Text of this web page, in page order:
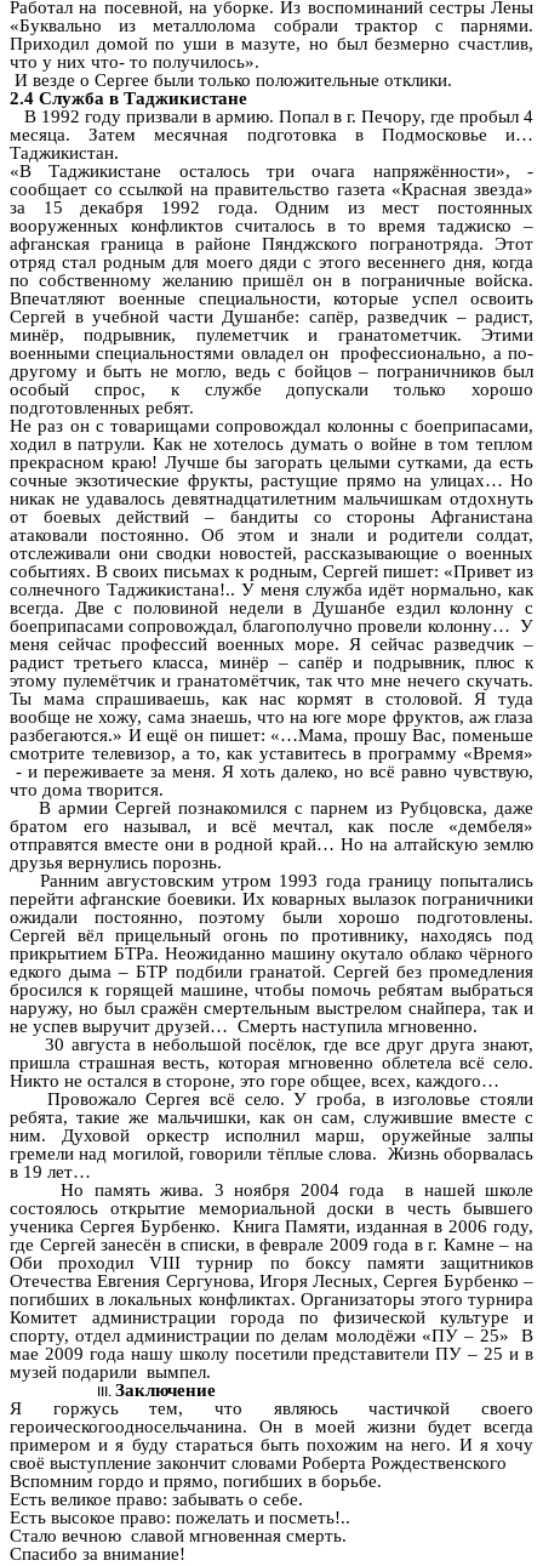
Работал на посевной, на уборке. Из воспоминаний сестры Лены
«Буквально из металлолома собрали трактор с парнями.
Приходил домой по уши в мазуте, но был безмерно счастлив,
что у них что- то получилось».
И везде о Сергее были только положительные отклики.
2.4 Служба в Таджикистане
В 1992 году призвали в армию. Попал в г. Печору, где пробыл 4
месяца. Затем месячная подготовка в Подмосковье и…
Таджикистан.
«В Таджикистане осталось три очага напряжённости», -
сообщает со ссылкой на правительство газета «Красная звезда»
за 15 декабря 1992 года. Одним из мест постоянных
вооруженных конфликтов считалось в то время таджиско –
афганская граница в районе Пянджского погранотряда. Этот
отряд стал родным для моего дяди с этого весеннего дня, когда
по собственному желанию пришёл он в пограничные войска.
Впечатляют военные специальности, которые успел освоить
Сергей в учебной части Душанбе: сапёр, разведчик – радист,
минёр, подрывник, пулеметчик и гранатометчик. Этими
военными специальностями овладел он профессионально, а по-
другому и быть не могло, ведь с бойцов – пограничников был
особый спрос, к службе допускали только хорошо
подготовленных ребят.
Не раз он с товарищами сопровождал колонны с боеприпасами,
ходил в патрули. Как не хотелось думать о войне в том теплом
прекрасном краю! Лучше бы загорать целыми сутками, да есть
сочные экзотические фрукты, растущие прямо на улицах… Но
никак не удавалось девятнадцатилетним мальчишкам отдохнуть
от боевых действий – бандиты со стороны Афганистана
атаковали постоянно. Об этом и знали и родители солдат,
отслеживали они сводки новостей, рассказывающие о военных
событиях. В своих письмах к родным, Сергей пишет: «Привет из
солнечного Таджикистана!.. У меня служба идёт нормально, как
всегда. Две с половиной недели в Душанбе ездил колонну с
боеприпасами сопровождал, благополучно провели колонну… У
меня сейчас профессий военных море. Я сейчас разведчик –
радист третьего класса, минёр – сапёр и подрывник, плюс к
этому пулемётчик и гранатомётчик, так что мне нечего скучать.
Ты мама спрашиваешь, как нас кормят в столовой. Я туда
вообще не хожу, сама знаешь, что на юге море фруктов, аж глаза
разбегаются.» И ещё он пишет: «…Мама, прошу Вас, поменьше
смотрите телевизор, а то, как уставитесь в программу «Время»
- и переживаете за меня. Я хоть далеко, но всё равно чувствую,
что дома творится.
В армии Сергей познакомился с парнем из Рубцовска, даже
братом его называл, и всё мечтал, как после «дембеля»
отправятся вместе они в родной край… Но на алтайскую землю
друзья вернулись порознь.
Ранним августовским утром 1993 года границу попытались
перейти афганские боевики. Их коварных вылазок пограничники
ожидали постоянно, поэтому были хорошо подготовлены.
Сергей вёл прицельный огонь по противнику, находясь под
прикрытием БТРа. Неожиданно машину окутало облако чёрного
едкого дыма – БТР подбили гранатой. Сергей без промедления
бросился к горящей машине, чтобы помочь ребятам выбраться
наружу, но был сражён смертельным выстрелом снайпера, так и
не успев выручит друзей… Смерть наступила мгновенно.
30 августа в небольшой посёлок, где все друг друга знают,
пришла страшная весть, которая мгновенно облетела всё село.
Никто не остался в стороне, это горе общее, всех, каждого…
Провожало Сергея всё село. У гроба, в изголовье стояли
ребята, такие же мальчишки, как он сам, служившие вместе с
ним. Духовой оркестр исполнил марш, оружейные залпы
гремели над могилой, говорили тёплые слова. Жизнь оборвалась
в 19 лет…
Но память жива. 3 ноября 2004 года в нашей школе
состоялось открытие мемориальной доски в честь бывшего
ученика Сергея Бурбенко. Книга Памяти, изданная в 2006 году,
где Сергей занесён в списки, в феврале 2009 года в г. Камне – на
Оби проходил VIII турнир по боксу памяти защитников
Отечества Евгения Сергунова, Игоря Лесных, Сергея Бурбенко –
погибших в локальных конфликтах. Организаторы этого турнира
Комитет администрации города по физической культуре и
спорту, отдел администрации по делам молодёжи «ПУ – 25» В
мае 2009 года нашу школу посетили представители ПУ – 25 и в
музей подарили вымпел.
Заключение
Я горжусь тем, что являюсь частичкой своего
героическогоодносельчанина. Он в моей жизни будет всегда
примером и я буду стараться быть похожим на него. И я хочу
своё выступление закончит словами Роберта Рождественского
Вспомним гордо и прямо, погибших в борьбе.
Есть великое право: забывать о себе.
Есть высокое право: пожелать и посметь!..
Стало вечною славой мгновенная смерть.
Спасибо за внимание!